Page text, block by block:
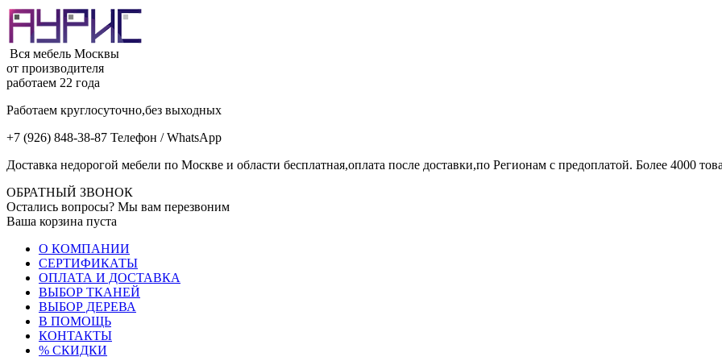
Вся мебель Москвы
от производителя
работаем 22 года
Работаем круглосуточно,без выходных
+7 (926) 848-38-87 Телефон / WhatsApp
Доставка недорогой мебели по Москве и области бесплатная,оплата после доставки,по Регионам с предоплатой. Более 4000
ОБРАТНЫЙ ЗВОНОК
Остались вопросы? Мы вам перезвоним
Ваша корзина пуста
О КОМПАНИИ
СЕРТИФИКАТЫ
ОПЛАТА И ДОСТАВКА
ВЫБОР ТКАНЕЙ
ВЫБОР ДЕРЕВА
В ПОМОЩЬ
КОНТАКТЫ
% СКИДКИ